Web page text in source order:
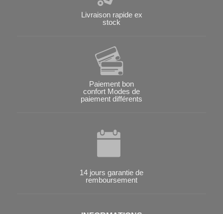
Livraison rapide ex
stock
Paiement bon
confort Modes de
paiement différents
14 jours garantie de
remboursement